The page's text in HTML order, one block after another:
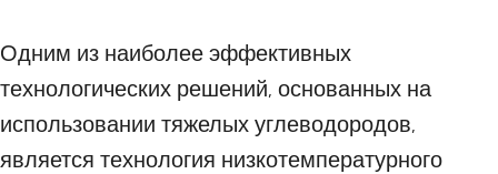
Одним из наиболее эффективных
технологических решений, основанных на
использовании тяжелых углеводородов,
является технология низкотемпературного